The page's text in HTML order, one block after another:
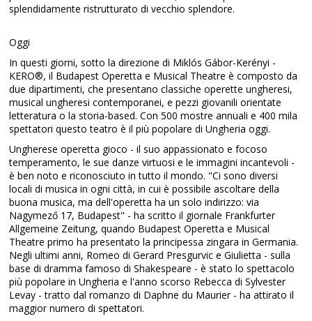
splendidamente ristrutturato di vecchio splendore.
Oggi
In questi giorni, sotto la direzione di Miklós Gábor-Kerényi -
KERO®, il Budapest Operetta e Musical Theatre è composto da
due dipartimenti, che presentano classiche operette ungheresi,
musical ungheresi contemporanei, e pezzi giovanili orientate
letteratura o la storia-based. Con 500 mostre annuali e 400 mila
spettatori questo teatro è il più popolare di Ungheria oggi.
Ungherese operetta gioco - il suo appassionato e focoso
temperamento, le sue danze virtuosi e le immagini incantevoli -
è ben noto e riconosciuto in tutto il mondo. "Ci sono diversi
locali di musica in ogni città, in cui è possibile ascoltare della
buona musica, ma dell'operetta ha un solo indirizzo: via
Nagymező 17, Budapest" - ha scritto il giornale Frankfurter
Allgemeine Zeitung, quando Budapest Operetta e Musical
Theatre primo ha presentato la principessa zingara in Germania.
Negli ultimi anni, Romeo di Gerard Presgurvic e Giulietta - sulla
base di dramma famoso di Shakespeare - è stato lo spettacolo
più popolare in Ungheria e l'anno scorso Rebecca di Sylvester
Levay - tratto dal romanzo di Daphne du Maurier - ha attirato il
maggior numero di spettatori.